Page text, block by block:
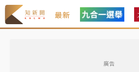
最新
廣告